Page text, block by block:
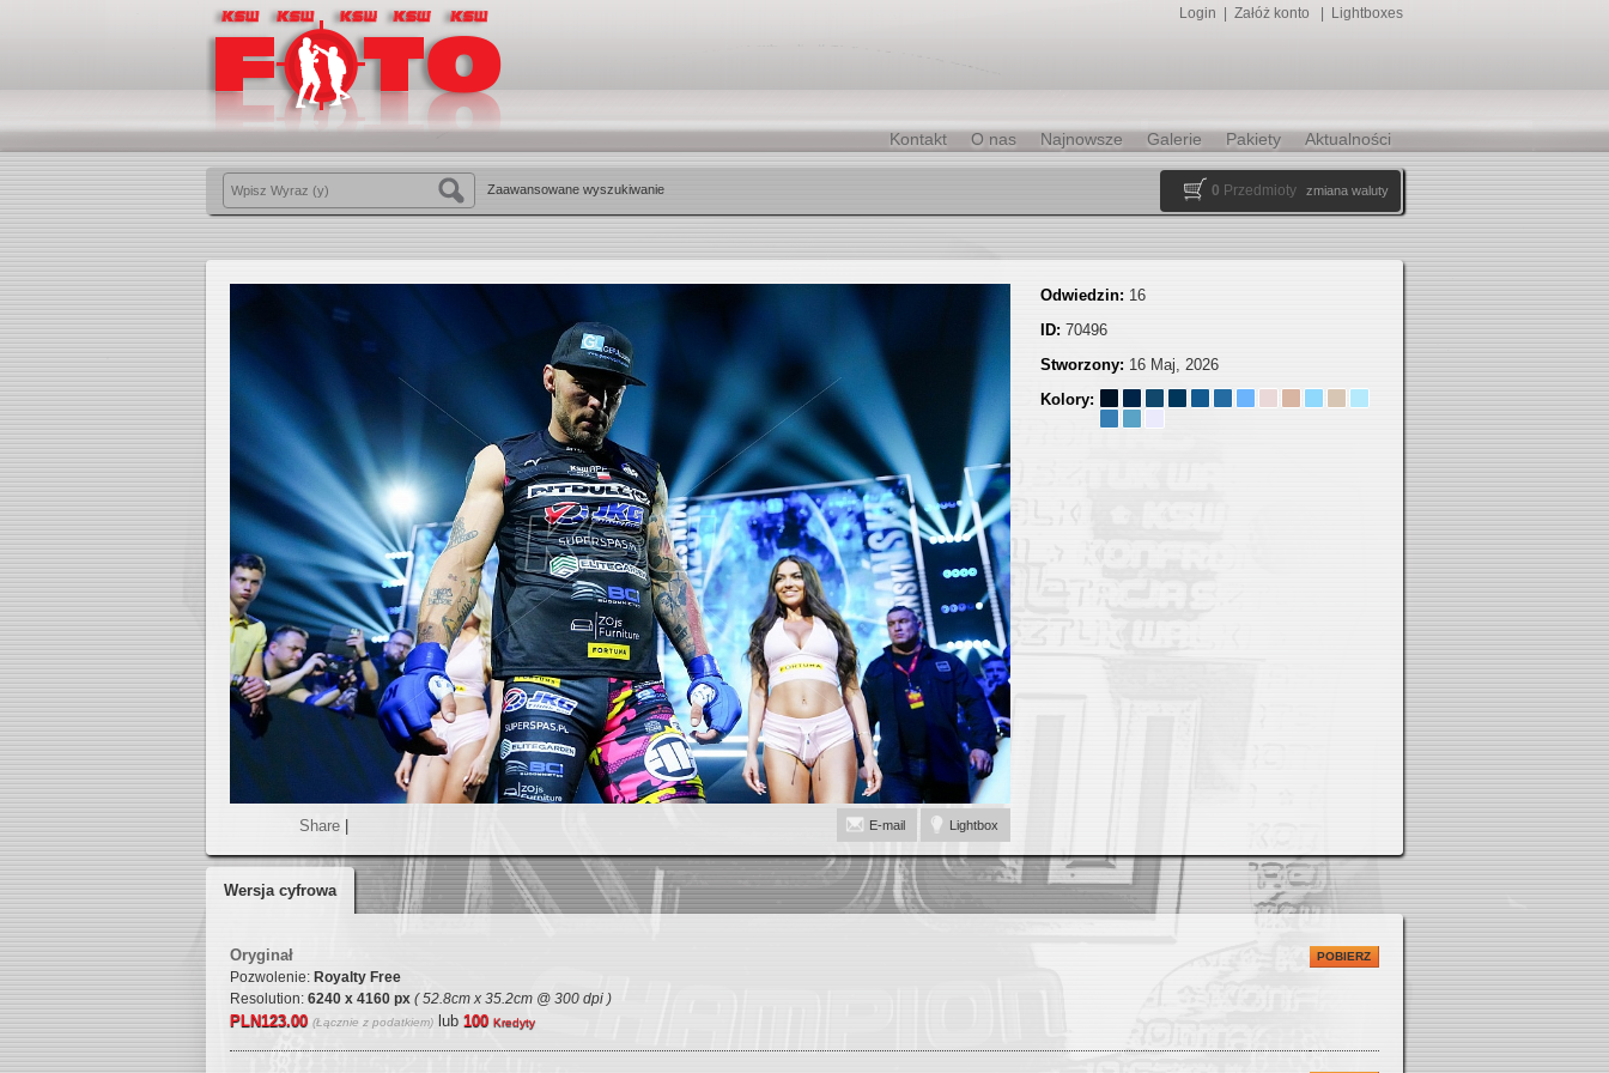
Login Załóż konto Lightboxes
Aktualności
Pakiety
Galerie
Najnowsze
O nas
Kontakt
Zaawansowane wyszukiwanie zmiana waluty
0 Przedmioty
Share Lightbox
E-mail
Odwiedzin: 16
ID: 70496
Stworzony: 16 Maj, 2026
Kolory:
Wersja cyfrowa
Oryginał
Pozwolenie: Royalty Free
Resolution: 6240 x 4160 px ( 52.8cm x 35.2cm @ 300 dpi )
PLN123.00 (Łącznie z podatkiem) lub 100 Kredyty
POBIERZ